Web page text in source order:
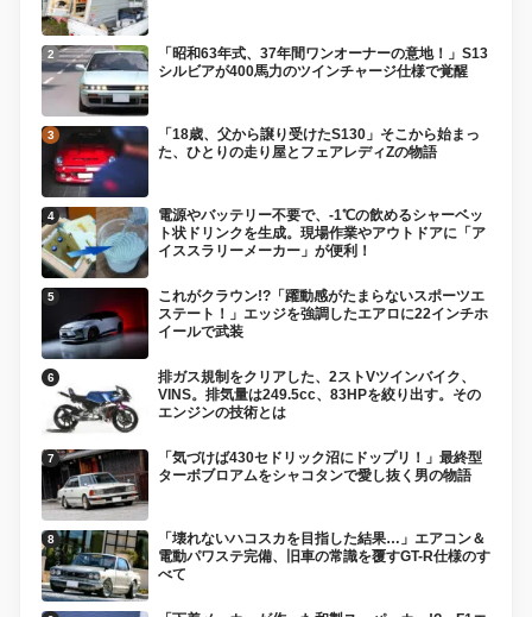
「昭和63年式、37年間ワンオーナーの意地！」S13
シルビアが400馬力のツインチャージ仕様で覚醒
「18歳、父から譲り受けたS130」そこから始まっ
た、ひとりの走り屋とフェアレディZの物語
電源やバッテリー不要で、-1℃の飲めるシャーベッ
ト状ドリンクを生成。現場作業やアウトドアに「ア
イススラリーメーカー」が便利！
これがクラウン!?「躍動感がたまらないスポーツエ
ステート！」エッジを強調したエアロに22インチホ
イールで武装
排ガス規制をクリアした、2ストVツインバイク、
VINS。排気量は249.5cc、83HPを絞り出す。その
エンジンの技術とは
「気づけば430セドリック沼にドップリ！」最終型
ターボブロアムをシャコタンで愛し抜く男の物語
「壊れないハコスカを目指した結果…」エアコン＆
電動パワステ完備、旧車の常識を覆すGT-R仕様のす
べて